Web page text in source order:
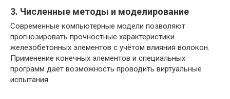
3. Численные методы и моделирование
Современные компьютерные модели позволяют
прогнозировать прочностные характеристики
железобетонных элементов с учётом влияния волокон.
Применение конечных элементов и специальных
программ дает возможность проводить виртуальные
испытания.